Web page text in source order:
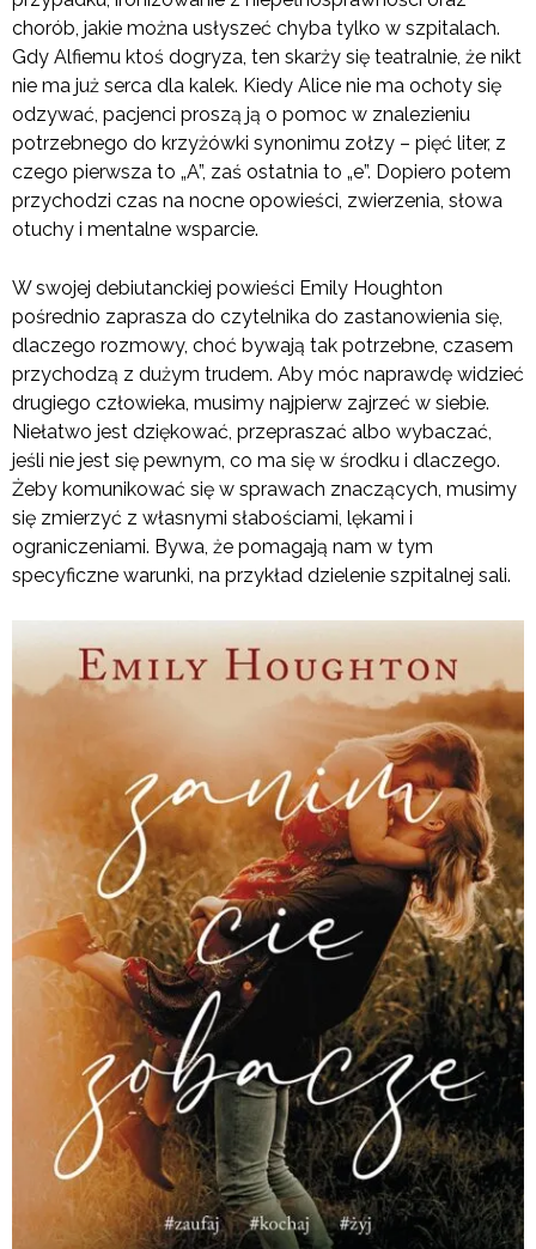
chorób, jakie można usłyszeć chyba tylko w szpitalach.
Gdy Alfiemu ktoś dogryza, ten skarży się teatralnie, że nikt
nie ma już serca dla kalek. Kiedy Alice nie ma ochoty się
odzywać, pacjenci proszą ją o pomoc w znalezieniu
potrzebnego do krzyżówki synonimu zołzy – pięć liter, z
czego pierwsza to „A”, zaś ostatnia to „e”. Dopiero potem
przychodzi czas na nocne opowieści, zwierzenia, słowa
otuchy i mentalne wsparcie.
W swojej debiutanckiej powieści Emily Houghton
pośrednio zaprasza do czytelnika do zastanowienia się,
dlaczego rozmowy, choć bywają tak potrzebne, czasem
przychodzą z dużym trudem. Aby móc naprawdę widzieć
drugiego człowieka, musimy najpierw zajrzeć w siebie.
Niełatwo jest dziękować, przepraszać albo wybaczać,
jeśli nie jest się pewnym, co ma się w środku i dlaczego.
Żeby komunikować się w sprawach znaczących, musimy
się zmierzyć z własnymi słabościami, lękami i
ograniczeniami. Bywa, że pomagają nam w tym
specyficzne warunki, na przykład dzielenie szpitalnej sali.